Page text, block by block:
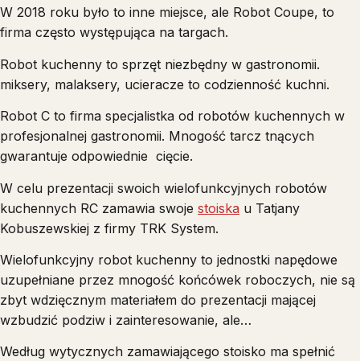
W 2018 roku było to inne miejsce, ale Robot Coupe, to
firma często występująca na targach.
Robot kuchenny to sprzęt niezbędny w gastronomii.
miksery, malaksery, ucieracze to codzienność kuchni.
Robot C to firma specjalistka od robotów kuchennych w
profesjonalnej gastronomii. Mnogość tarcz tnących
gwarantuje odpowiednie cięcie.
W celu prezentacji swoich wielofunkcyjnych robotów
kuchennych RC zamawia swoje stoiska u Tatjany
Kobuszewskiej z firmy TRK System.
Wielofunkcyjny robot kuchenny to jednostki napędowe
uzupełniane przez mnogość końcówek roboczych, nie są
zbyt wdzięcznym materiałem do prezentacji mającej
wzbudzić podziw i zainteresowanie, ale…
Według wytycznych zamawiającego stoisko ma spełnić